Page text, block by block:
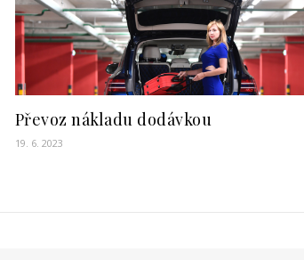
Převoz nákladu dodávkou
19. 6. 2023